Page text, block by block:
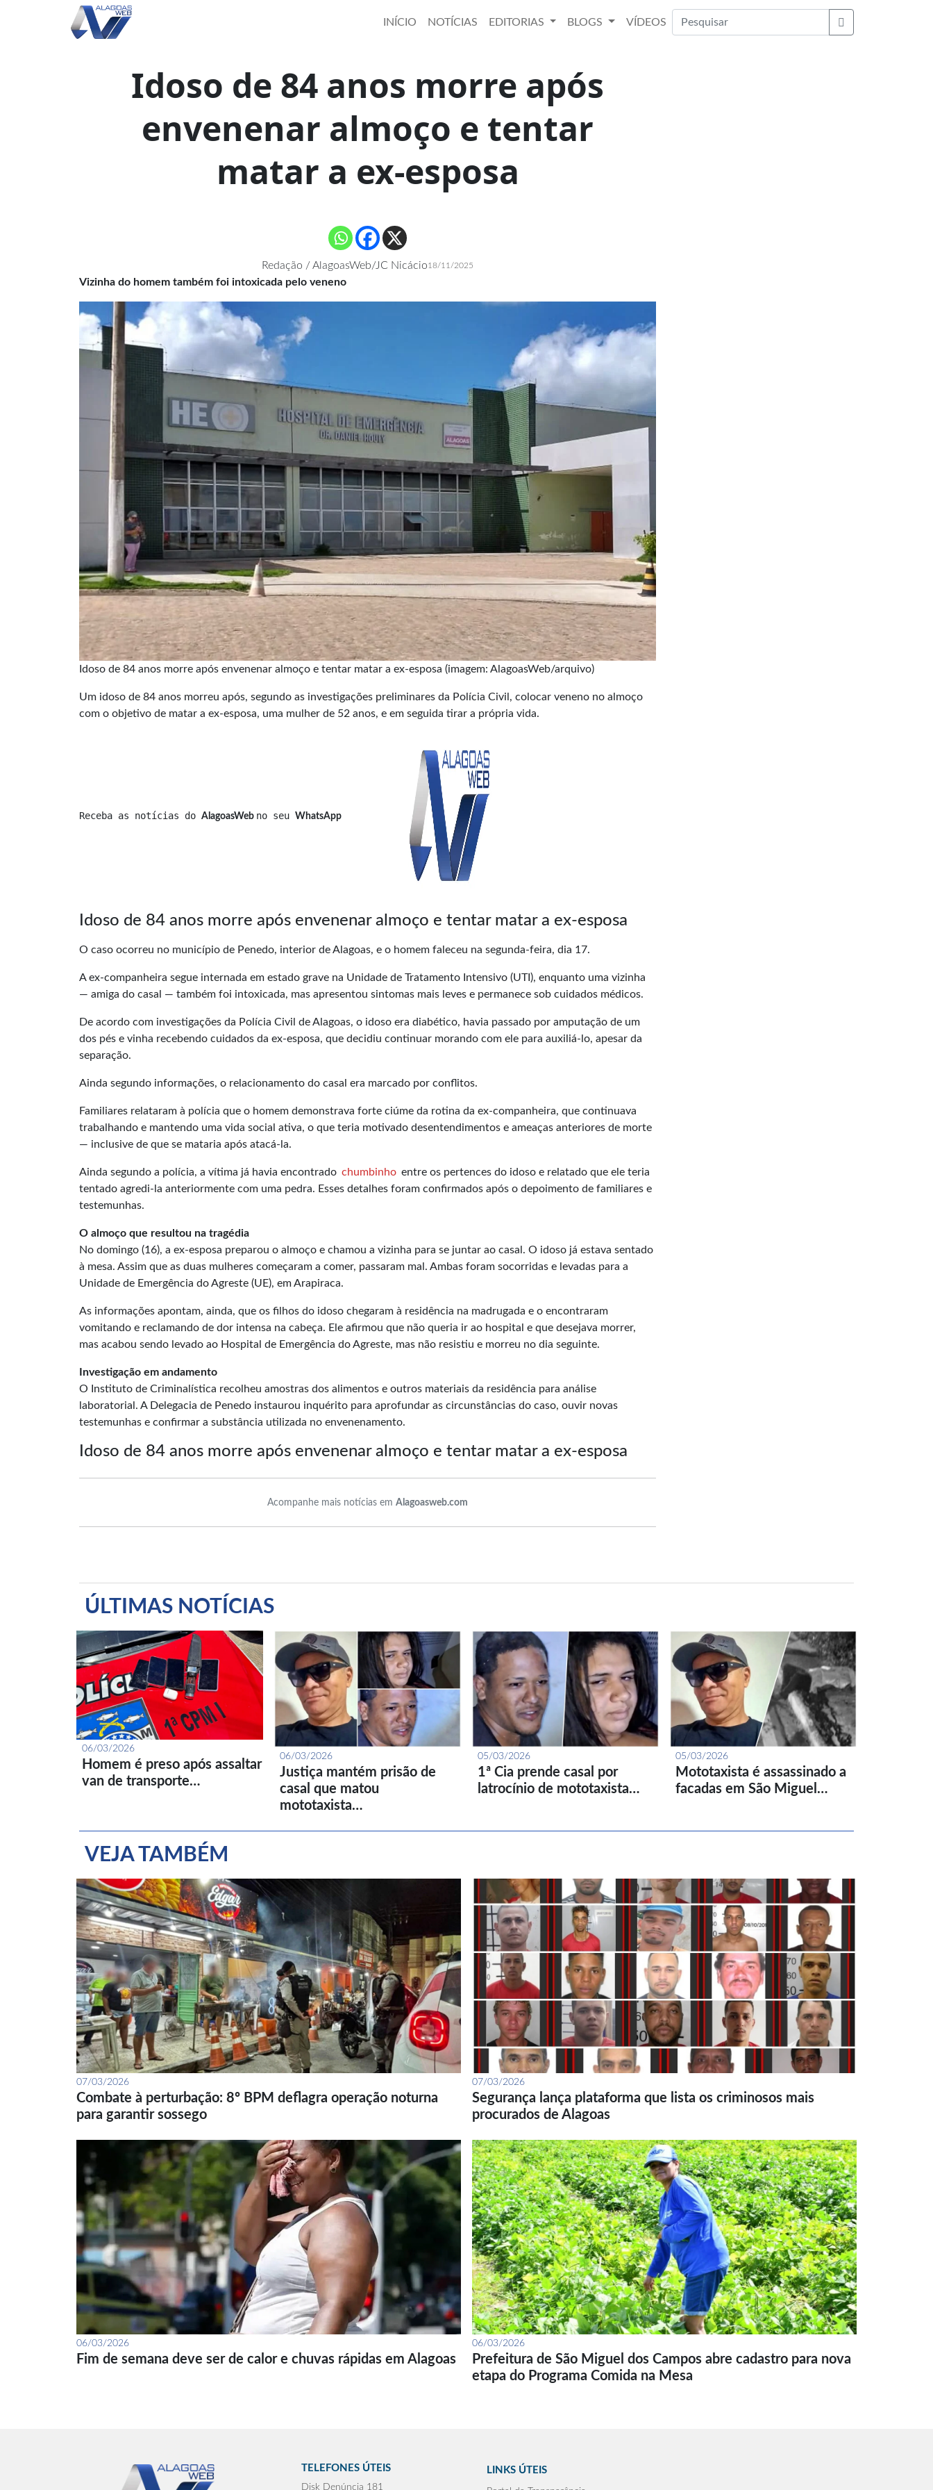
INÍCIO NOTÍCIAS EDITORIAS BLOGS
VÍDEOS
Buscar
Idoso de 84 anos morre após
envenenar almoço e tentar
matar a ex-esposa
Redação / AlagoasWeb/JC Nicácio18/11/2025
Vizinha do homem também foi intoxicada pelo veneno
Idoso de 84 anos morre após envenenar almoço e tentar matar a ex-esposa (imagem: AlagoasWeb/arquivo)
Um idoso de 84 anos morreu após, segundo as investigações preliminares da Polícia Civil, colocar veneno no almoço
com o objetivo de matar a ex-esposa, uma mulher de 52 anos, e em seguida tirar a própria vida.
Receba as notícias do AlagoasWeb no seu WhatsApp
Idoso de 84 anos morre após envenenar almoço e tentar matar a ex-esposa
O caso ocorreu no município de Penedo, interior de Alagoas, e o homem faleceu na segunda-feira, dia 17.
A ex-companheira segue internada em estado grave na Unidade de Tratamento Intensivo (UTI), enquanto uma vizinha
— amiga do casal — também foi intoxicada, mas apresentou sintomas mais leves e permanece sob cuidados médicos.
De acordo com investigações da Polícia Civil de Alagoas, o idoso era diabético, havia passado por amputação de um
dos pés e vinha recebendo cuidados da ex-esposa, que decidiu continuar morando com ele para auxiliá-lo, apesar da
separação.
Ainda segundo informações, o relacionamento do casal era marcado por conflitos.
Familiares relataram à polícia que o homem demonstrava forte ciúme da rotina da ex-companheira, que continuava
trabalhando e mantendo uma vida social ativa, o que teria motivado desentendimentos e ameaças anteriores de morte
— inclusive de que se mataria após atacá-la.
Ainda segundo a polícia, a vítima já havia encontrado chumbinho entre os pertences do idoso e relatado que ele teria
tentado agredi-la anteriormente com uma pedra. Esses detalhes foram confirmados após o depoimento de familiares e
testemunhas.
O almoço que resultou na tragédia
No domingo (16), a ex-esposa preparou o almoço e chamou a vizinha para se juntar ao casal. O idoso já estava sentado
à mesa. Assim que as duas mulheres começaram a comer, passaram mal. Ambas foram socorridas e levadas para a
Unidade de Emergência do Agreste (UE), em Arapiraca.
As informações apontam, ainda, que os filhos do idoso chegaram à residência na madrugada e o encontraram
vomitando e reclamando de dor intensa na cabeça. Ele afirmou que não queria ir ao hospital e que desejava morrer,
mas acabou sendo levado ao Hospital de Emergência do Agreste, mas não resistiu e morreu no dia seguinte.
Investigação em andamento
O Instituto de Criminalística recolheu amostras dos alimentos e outros materiais da residência para análise
laboratorial. A Delegacia de Penedo instaurou inquérito para aprofundar as circunstâncias do caso, ouvir novas
testemunhas e confirmar a substância utilizada no envenenamento.
Idoso de 84 anos morre após envenenar almoço e tentar matar a ex-esposa
Acompanhe mais notícias em Alagoasweb.com
ÚLTIMAS NOTÍCIAS
06/03/2026
Homem é preso após assaltar
van de transporte…
06/03/2026
Justiça mantém prisão de
casal que matou
mototaxista…
05/03/2026
1ª Cia prende casal por
latrocínio de mototaxista…
05/03/2026
Mototaxista é assassinado a
facadas em São Miguel…
VEJA TAMBÉM
07/03/2026
Combate à perturbação: 8º BPM deflagra operação noturna
para garantir sossego
07/03/2026
Segurança lança plataforma que lista os criminosos mais
procurados de Alagoas
06/03/2026
Fim de semana deve ser de calor e chuvas rápidas em Alagoas
06/03/2026
Prefeitura de São Miguel dos Campos abre cadastro para nova
etapa do Programa Comida na Mesa
TELEFONES ÚTEIS
Disk Denúncia 181
LINKS ÚTEIS